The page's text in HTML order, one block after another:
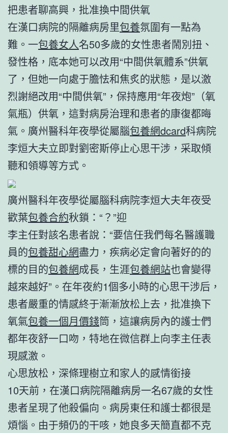
把患者聊高興，批准換中間供氧
在漢口病院的隔離病房里包養氛圍有一點為
難。一包養女人名50多歲的女性患者鬧別扭、
發性格，底本她可以改用“中間供氧體系”供氧
了，但她一向處于膽怯和焦炙的狀態，是以激
烈謝絕改用“中間供氧”，保持應用“年夜炮”（氧
氣瓶）供氧，這對病房治理和患者的康復都晦
氣。廣州醫科年夜學從屬腦包養網dcard科病院
李烜大夫立即對劉密斯停止心思干涉，采取傾
聽和領導等方式。
廣州醫科年夜學從屬腦科病院李烜大夫年夜受
歡葉包養合約秋鎖：“？”迎
李主任對該名患者說：“要信任我們每名醫護職
員的包養甜心網盡力，疾病必定會向著好的的
標的目的包養網成長，生涯包養網站也會變得
越來越好”。在年夜約1個多小時的心思干涉后，
患者嚴重的情感終于漸漸放松上去，批准換下
氧氣包養一個月價錢筒，這讓病房內的護士們
都年夜舒一口吻，特地在微信群上向李主任表
現感激。
心思放松，深條理樹立和家人的感情銜接
10天前，在漢口病院隔離病房一名67歲的女性
患者呈現了他殺偏向。病房東任和護士都很是
煩惱。由于頻仍的干咳，她良多天簡直都不克